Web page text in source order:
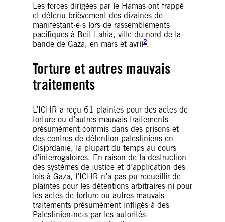
Les forces dirigées par le Hamas ont frappé
et détenu brièvement des dizaines de
manifestant·e·s lors de rassemblements
pacifiques à Beit Lahia, ville du nord de la
bande de Gaza, en mars et avril2.
Torture et autres mauvais
traitements
L’ICHR a reçu 61 plaintes pour des actes de
torture ou d’autres mauvais traitements
présumément commis dans des prisons et
des centres de détention palestiniens en
Cisjordanie, la plupart du temps au cours
d’interrogatoires. En raison de la destruction
des systèmes de justice et d’application des
lois à Gaza, l’ICHR n’a pas pu recueillir de
plaintes pour les détentions arbitraires ni pour
les actes de torture ou autres mauvais
traitements présumément infligés à des
Palestinien·ne·s par les autorités